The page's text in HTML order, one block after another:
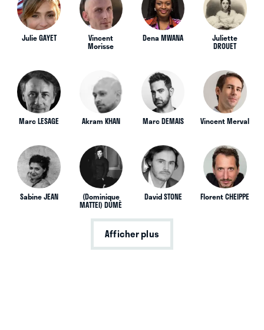
Julie GAYET Vincent
Morisse
Dena MWANA Juliette
DROUET
Marc LESAGE Akram KHAN Marc DEMAIS Vincent Merval
Sabine JEAN (Dominique
MATTEI) DUMÈ
David STONE Florent CHEIPPE
Afficher plus